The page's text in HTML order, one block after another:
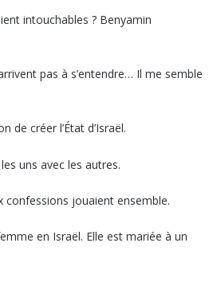
intouchables ? Benyamin
pas à s’entendre… Il me semble
de créer l’État d’Israël.
uns avec les autres.
confessions jouaient ensemble.
en Israël. Elle est mariée à un